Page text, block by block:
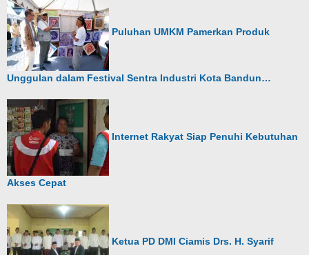
Puluhan UMKM Pamerkan Produk
Unggulan dalam Festival Sentra Industri Kota Bandun…
Internet Rakyat Siap Penuhi Kebutuhan
Akses Cepat
Ketua PD DMI Ciamis Drs. H. Syarif